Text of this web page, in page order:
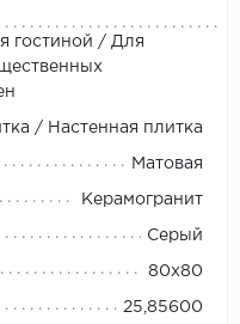
гостиной / Для
/ Настенная плитка
Матовая
Керамогранит
Серый
80х80
25,85600